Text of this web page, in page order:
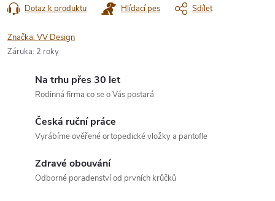
Dotaz k produktu Hlídací pes Sdílet
Značka:VV Design
Záruka: 2 roky
Na trhu přes 30 let
Rodinná firma co se o Vás postará
Česká ruční práce
Vyrábíme ověřené ortopedické vložky a pantofle
Zdravé obouvání
Odborné poradenství od prvních krůčků